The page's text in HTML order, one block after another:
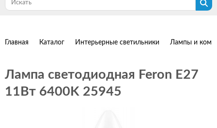
Главная Каталог Интерьерные светильники Лампы и
Лампа светодиодная Feron E27
11Вт 6400K 25945